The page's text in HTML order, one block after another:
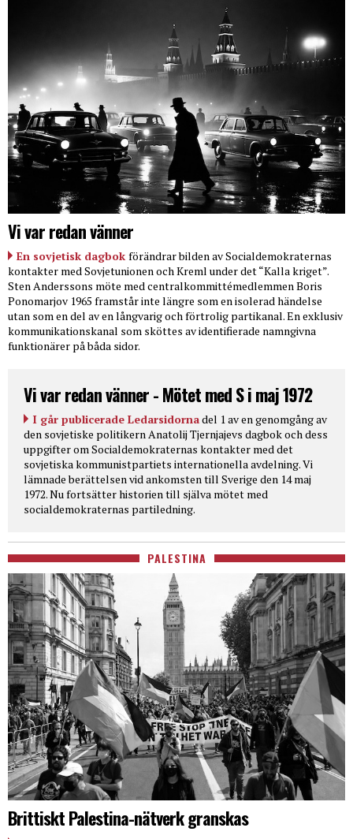
Vi var redan vänner
En sovjetisk dagbok förändrar bilden av Socialdemokraternas
kontakter med Sovjetunionen och Kreml under det “Kalla kriget”.
Sten Anderssons möte med centralkommittémedlemmen Boris
Ponomarjov 1965 framstår inte längre som en isolerad händelse
utan som en del av en långvarig och förtrolig partikanal. En exklusiv
kommunikationskanal som sköttes av identifierade namngivna
funktionärer på båda sidor.
Vi var redan vänner - Mötet med S i maj 1972
I går publicerade Ledarsidornadel 1 av en genomgång av
den sovjetiske politikern Anatolij Tjernjajevs dagbok och dess
uppgifter om Socialdemokraternas kontakter med det
sovjetiska kommunistpartiets internationella avdelning. Vi
lämnade berättelsen vid ankomsten till Sverige den 14 maj
1972. Nu fortsätter historien till själva mötet med
socialdemokraternas partiledning.
PALESTINA
Brittiskt Palestina-nätverk granskas